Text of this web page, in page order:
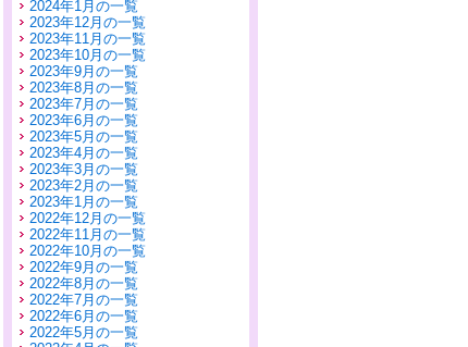
2024年1月の一覧
2023年12月の一覧
2023年11月の一覧
2023年10月の一覧
2023年9月の一覧
2023年8月の一覧
2023年7月の一覧
2023年6月の一覧
2023年5月の一覧
2023年4月の一覧
2023年3月の一覧
2023年2月の一覧
2023年1月の一覧
2022年12月の一覧
2022年11月の一覧
2022年10月の一覧
2022年9月の一覧
2022年8月の一覧
2022年7月の一覧
2022年6月の一覧
2022年5月の一覧